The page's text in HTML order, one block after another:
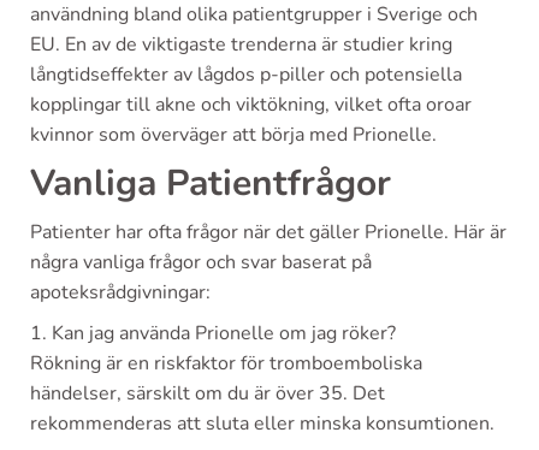
användning bland olika patientgrupper i Sverige och
EU. En av de viktigaste trenderna är studier kring
långtidseffekter av lågdos p-piller och potensiella
kopplingar till akne och viktökning, vilket ofta oroar
kvinnor som överväger att börja med Prionelle.
Vanliga Patientfrågor
Patienter har ofta frågor när det gäller Prionelle. Här är
några vanliga frågor och svar baserat på
apoteksrådgivningar:
1. Kan jag använda Prionelle om jag röker?
Rökning är en riskfaktor för tromboemboliska
händelser, särskilt om du är över 35. Det
rekommenderas att sluta eller minska konsumtionen.